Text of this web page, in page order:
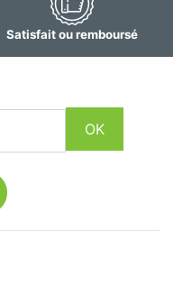
Satisfait ou remboursé
OK